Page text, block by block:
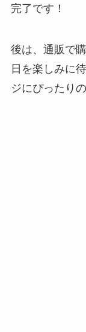
完了です！
後は、通販で
日を楽しみに
ジにぴったり